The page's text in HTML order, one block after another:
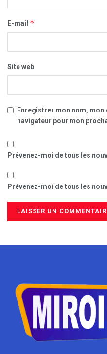
E-mail *
Site web
Enregistrer mon nom,
navigateur pour mon
Prévenez-moi de tous les
Prévenez-moi de tous les